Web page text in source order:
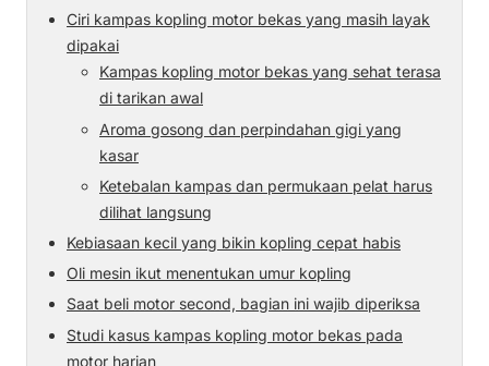
Ciri kampas kopling motor bekas yang masih layak
dipakai
Kampas kopling motor bekas yang sehat terasa
di tarikan awal
Aroma gosong dan perpindahan gigi yang
kasar
Ketebalan kampas dan permukaan pelat harus
dilihat langsung
Kebiasaan kecil yang bikin kopling cepat habis
Oli mesin ikut menentukan umur kopling
Saat beli motor second, bagian ini wajib diperiksa
Studi kasus kampas kopling motor bekas pada
motor harian